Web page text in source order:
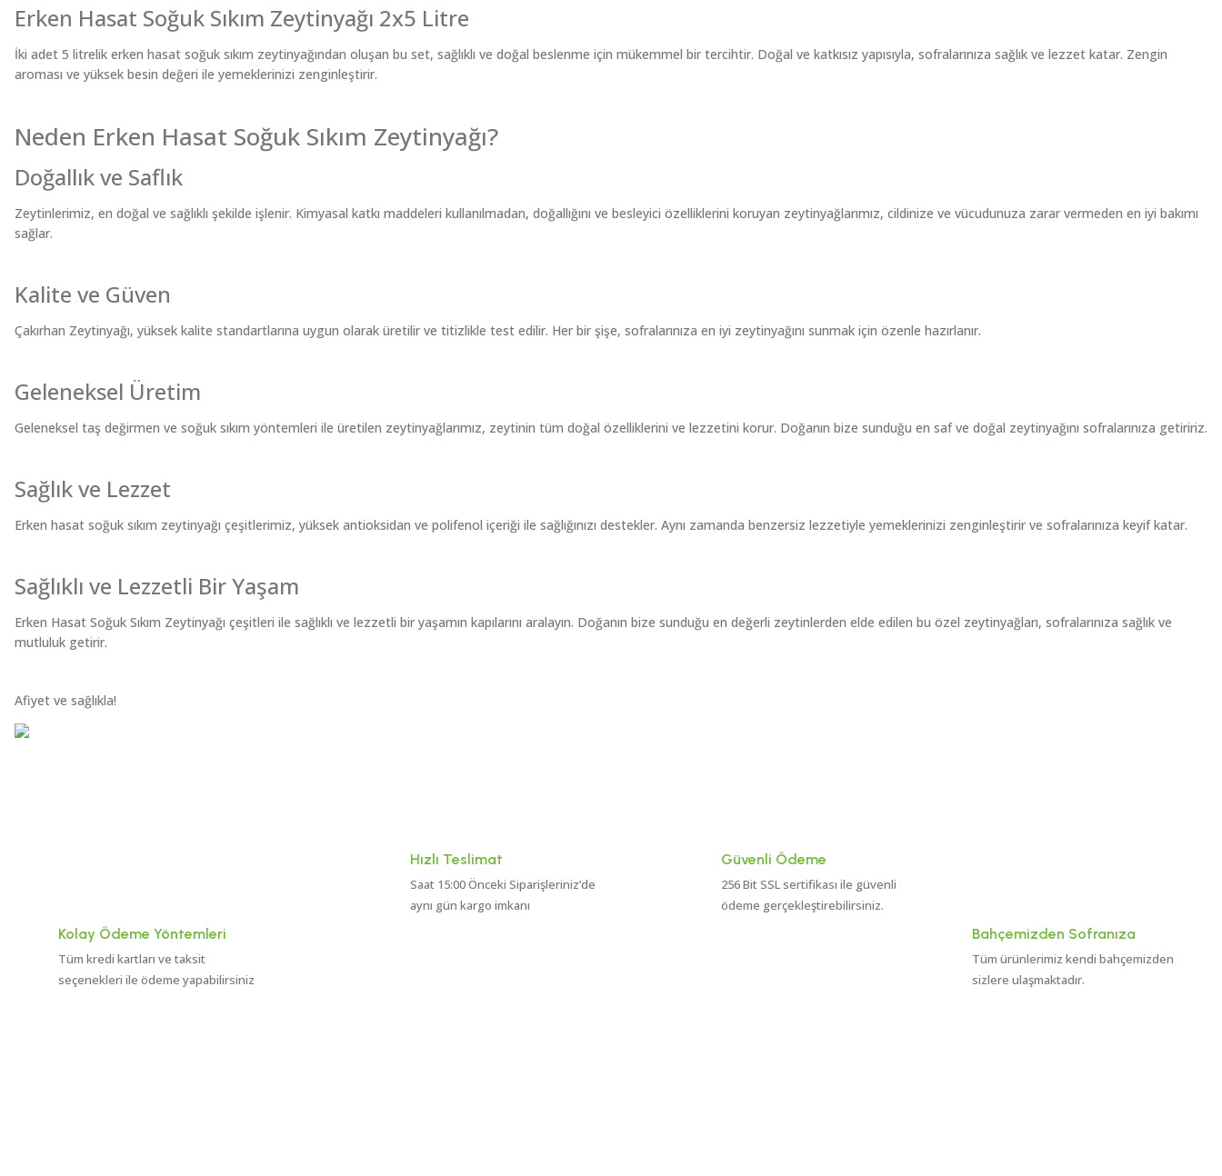
Erken Hasat Soğuk Sıkım Zeytinyağı 2x5 Litre
İki adet 5 litrelik erken hasat soğuk sıkım zeytinyağından oluşan bu set, sağlıklı ve doğal beslenme için mükemmel bir tercihtir. Doğal ve katkısız yapısıyla, sofralarınıza sağlık ve lezzet katar. Zengin
aroması ve yüksek besin değeri ile yemeklerinizi zenginleştirir.
Neden Erken Hasat Soğuk Sıkım Zeytinyağı?
Doğallık ve Saflık
Zeytinlerimiz, en doğal ve sağlıklı şekilde işlenir. Kimyasal katkı maddeleri kullanılmadan, doğallığını ve besleyici özelliklerini koruyan zeytinyağlarımız, cildinize ve vücudunuza zarar vermeden en iyi bakımı
sağlar.
Kalite ve Güven
Çakırhan Zeytinyağı, yüksek kalite standartlarına uygun olarak üretilir ve titizlikle test edilir. Her bir şişe, sofralarınıza en iyi zeytinyağını sunmak için özenle hazırlanır.
Geleneksel Üretim
Geleneksel taş değirmen ve soğuk sıkım yöntemleri ile üretilen zeytinyağlarımız, zeytinin tüm doğal özelliklerini ve lezzetini korur. Doğanın bize sunduğu en saf ve doğal zeytinyağını sofralarınıza getiririz.
Sağlık ve Lezzet
Erken hasat soğuk sıkım zeytinyağı çeşitlerimiz, yüksek antioksidan ve polifenol içeriği ile sağlığınızı destekler. Aynı zamanda benzersiz lezzetiyle yemeklerinizi zenginleştirir ve sofralarınıza keyif katar.
Sağlıklı ve Lezzetli Bir Yaşam
Erken Hasat Soğuk Sıkım Zeytinyağı çeşitleri ile sağlıklı ve lezzetli bir yaşamın kapılarını aralayın. Doğanın bize sunduğu en değerli zeytinlerden elde edilen bu özel zeytinyağları, sofralarınıza sağlık ve
mutluluk getirir.
Afiyet ve sağlıkla!
Kolay Ödeme Yöntemleri
Tüm kredi kartları ve taksit
seçenekleri ile ödeme yapabilirsiniz
Hızlı Teslimat
Saat 15:00 Önceki Siparişleriniz’de
aynı gün kargo imkanı
Güvenli Ödeme
256 Bit SSL sertifikası ile güvenli
ödeme gerçekleştirebilirsiniz.
Bahçemizden Sofranıza
Tüm ürünlerimiz kendi bahçemizden
sizlere ulaşmaktadır.